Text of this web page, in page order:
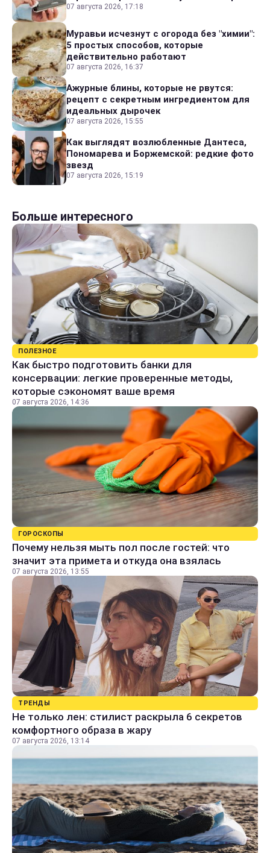
07 августа 2026, 17:18
Муравьи исчезнут с огорода без "химии":
5 простых способов, которые
действительно работают
07 августа 2026, 16:37
Ажурные блины, которые не рвутся:
рецепт с секретным ингредиентом для
идеальных дырочек
07 августа 2026, 15:55
Как выглядят возлюбленные Дантеса,
Пономарева и Боржемской: редкие фото
звезд
07 августа 2026, 15:19
Больше интересного
ПОЛЕЗНОЕ
Как быстро подготовить банки для
консервации: легкие проверенные методы,
которые сэкономят ваше время
07 августа 2026, 14:36
ГОРОСКОПЫ
Почему нельзя мыть пол после гостей: что
значит эта примета и откуда она взялась
07 августа 2026, 13:55
ТРЕНДЫ
Не только лен: стилист раскрыла 6 секретов
комфортного образа в жару
07 августа 2026, 13:14